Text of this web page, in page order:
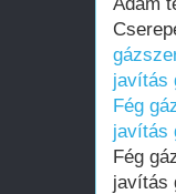
javítás
Fég
javítás
Fég
javítás